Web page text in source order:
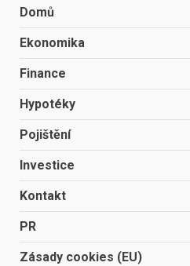
Domů
Ekonomika
Finance
Hypotéky
Pojištění
Investice
Kontakt
PR
Zásady cookies (EU)